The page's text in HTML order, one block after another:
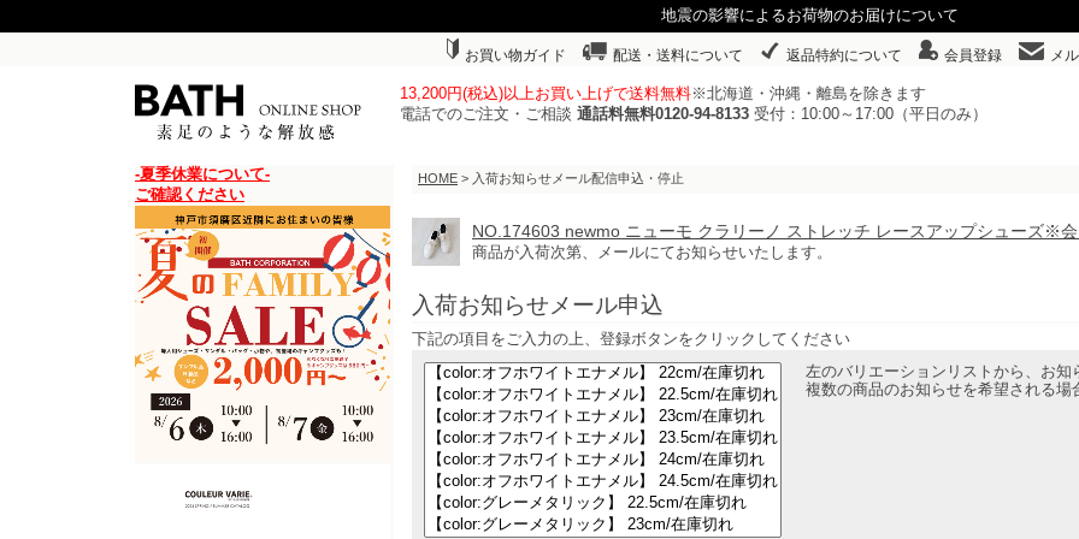
地震の影響によるお荷物のお届けについて
お買い物ガイド 配送・送料について 返品特約について 会員登録 メ
13,200円(税込)以上お買い上げで送料無料※北海道・沖縄・離島を除きます
電話でのご注文・ご相談 通話料無料0120-94-8133 受付：10:00～17:00（平日のみ）
-夏季休業について-
ご確認ください
HOME > 入荷お知らせメール配信申込・停止
NO.174603 newmo ニューモ クラリーノ ストレッチ レースアップシューズ※
商品が入荷次第、メールにてお知らせいたします。
入荷お知らせメール申込
下記の項目をご入力の上、登録ボタンをクリックしてください
左のバリエーションリストから、お
複数の商品のお知らせを希望される